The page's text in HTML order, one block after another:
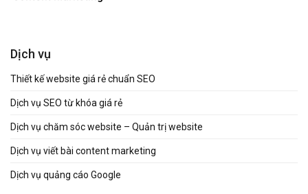
Dịch vụ
Thiết kế website giá rẻ chuẩn SEO
Dịch vụ SEO từ khóa giá rẻ
Dịch vụ chăm sóc website – Quản trị website
Dịch vụ viết bài content marketing
Dịch vụ quảng cáo Google